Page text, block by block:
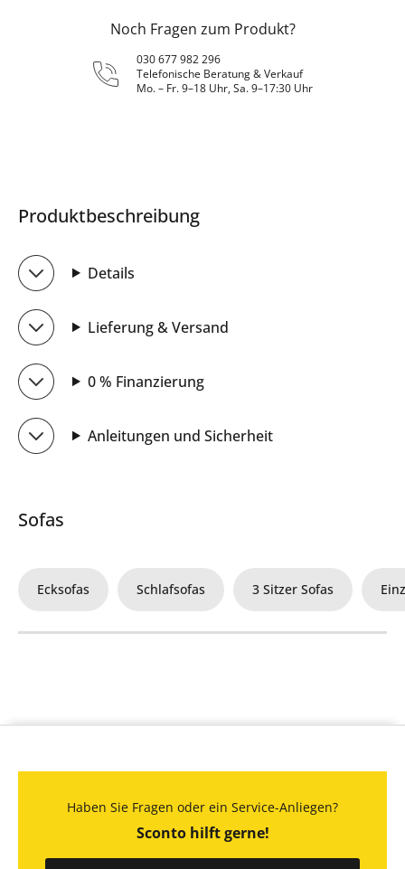
Noch Fragen zum Produkt?
030 677 982 296
Telefonische Beratung & Verkauf
Mo. – Fr. 9–18 Uhr, Sa. 9–17:30 Uhr
Produktbeschreibung
Details
Lieferung & Versand
0 % Finanzierung
Anleitungen und Sicherheit
Sofas
Ecksofas Schlafsofas 3 Sitzer Sofas
Haben Sie Fragen oder ein Service-Anliegen?
Sconto hilft gerne!